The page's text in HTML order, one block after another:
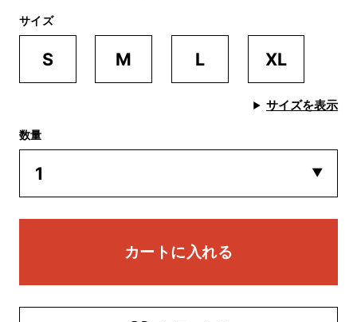
サイズ
S M L XL
サイズを表示
数量